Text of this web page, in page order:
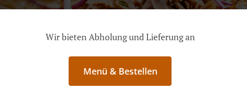
Wir bieten Abholung und Lieferung an
Menü & Bestellen